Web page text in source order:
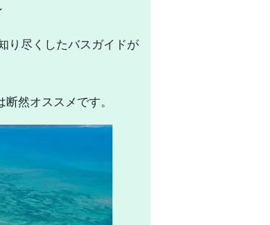
り尽くしたバスガイドが
断然オススメです。